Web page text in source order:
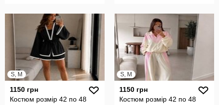
S, M
1150 грн
Костюм розмір 42 по 48
S, M
1150 грн
Костюм розмір 42 по 48